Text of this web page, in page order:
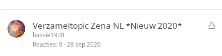
G
Verzameltopic Zena NL *Nieuw 2020*
bassie1978
Reacties 0 28 sep 2020